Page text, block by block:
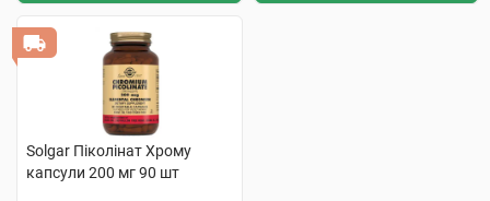
Solgar Піколінат Хрому
капсули 200 мг 90 шт